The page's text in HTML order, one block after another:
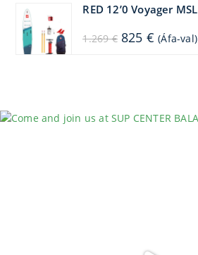
RED 12’0 Voyager MSL
1.269€ Original
price
825 € Current
price
(Áfa-val)